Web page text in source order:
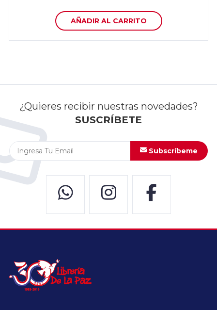
AÑADIR AL CARRITO
¿Quieres recibir nuestras novedades?
SUSCRÍBETE
Subscríbeme